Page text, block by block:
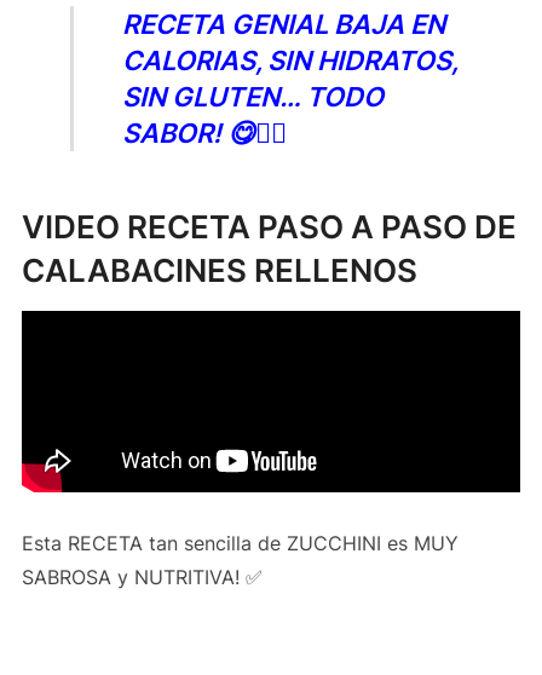
RECETA GENIAL BAJA EN
CALORIAS, SIN HIDRATOS,
SIN GLUTEN… TODO
SABOR! 😋👌🏻
VIDEO RECETA PASO A PASO DE
CALABACINES RELLENOS
Esta RECETA tan sencilla de ZUCCHINI es MUY
SABROSA y NUTRITIVA! ✅